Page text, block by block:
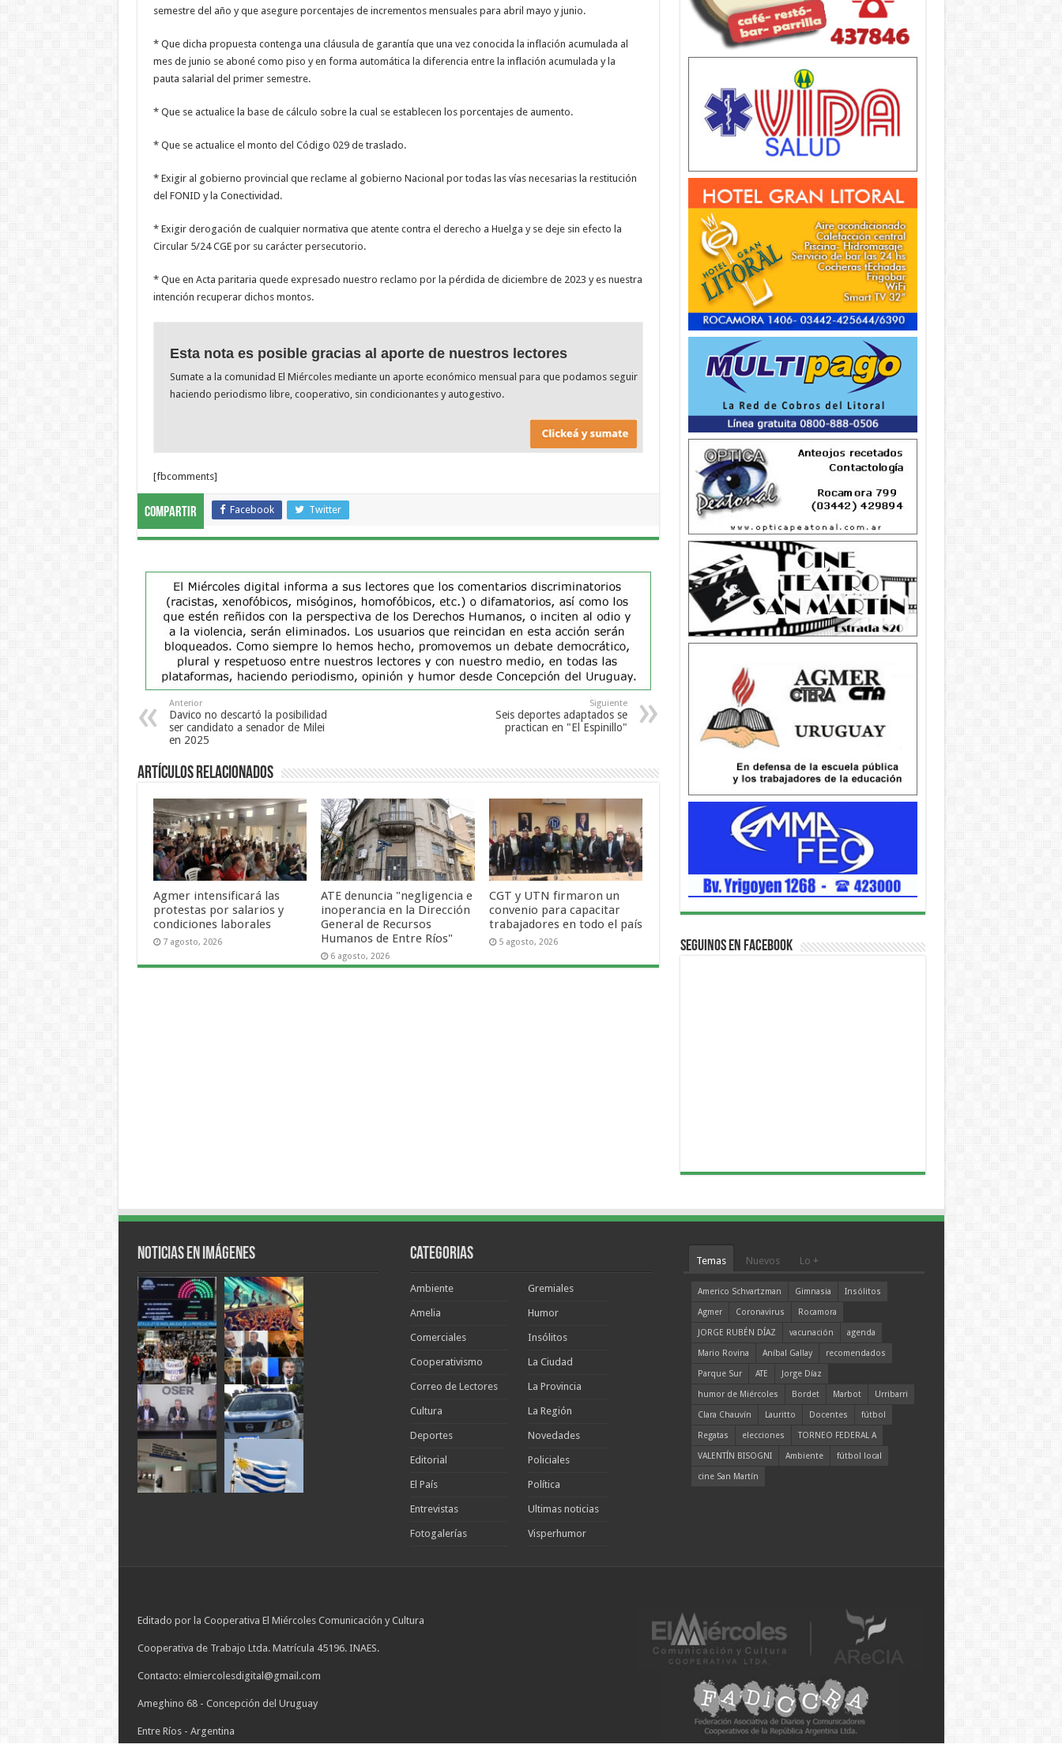
semestre del año y que asegure porcentajes de incrementos mensuales para abril mayo y junio.
* Que dicha propuesta contenga una cláusula de garantía que una vez conocida la inflación acumulada al
mes de junio se aboné como piso y en forma automática la diferencia entre la inflación acumulada y la
pauta salarial del primer semestre.
* Que se actualice la base de cálculo sobre la cual se establecen los porcentajes de aumento.
* Que se actualice el monto del Código 029 de traslado.
* Exigir al gobierno provincial que reclame al gobierno Nacional por todas las vías necesarias la restitución
del FONID y la Conectividad.
* Exigir derogación de cualquier normativa que atente contra el derecho a Huelga y se deje sin efecto la
Circular 5/24 CGE por su carácter persecutorio.
* Que en Acta paritaria quede expresado nuestro reclamo por la pérdida de diciembre de 2023 y es nuestra
intención recuperar dichos montos.
Esta nota es posible gracias al aporte de nuestros lectores
Sumate a la comunidad El Miércoles mediante un aporte económico mensual para que podamos seguir
haciendo periodismo libre, cooperativo, sin condicionantes y autogestivo.
[fbcomments]
Compartir Facebook Twitter
Anterior
Davico no descartó la posibilidad
ser candidato a senador de Milei
en 2025
Siguiente
Seis deportes adaptados se
practican en "El Espinillo"
Artículos Relacionados
Agmer intensificará las
protestas por salarios y
condiciones laborales
7 agosto, 2026
ATE denuncia "negligencia e
inoperancia en la Dirección
General de Recursos
Humanos de Entre Ríos"
6 agosto, 2026
CGT y UTN firmaron un
convenio para capacitar
trabajadores en todo el país
5 agosto, 2026 Seguinos en Facebook
Noticias en Imágenes Categorias
Ambiente
Amelia
Comerciales
Cooperativismo
Correo de Lectores
Cultura
Deportes
Editorial
El País
Entrevistas
Fotogalerías
Gremiales
Humor
Insólitos
La Ciudad
La Provincia
La Región
Novedades
Policiales
Política
Ultimas noticias
Visperhumor
Temas Nuevos Lo +
Americo Schvartzman Gimnasia
Insólitos
Agmer
Coronavirus
Rocamora
JORGE RUBÉN DÍAZ
vacunación
agenda
Mario Rovina
Aníbal Gallay
recomendados
Parque Sur
ATE
Jorge Díaz
humor de Miércoles
Bordet Marbot
Urribarri
Clara Chauvín
Lauritto Docentes
fútbol
Regatas
elecciones
TORNEO FEDERAL A
VALENTÍN BISOGNI
Ambiente
fútbol local
cine San Martín
Editado por la Cooperativa El Miércoles Comunicación y Cultura
Cooperativa de Trabajo Ltda. Matrícula 45196. INAES.
Contacto: elmiercolesdigital@gmail.com
Ameghino 68 - Concepción del Uruguay
Entre Ríos - Argentina